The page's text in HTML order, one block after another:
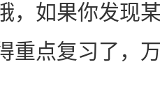
，如果你发现
重点复习了，